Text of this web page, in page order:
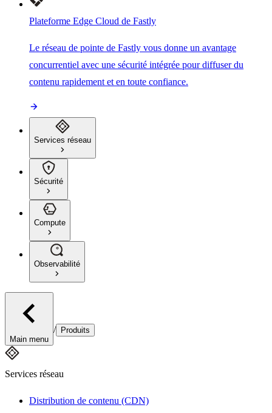
Plateforme Edge Cloud de Fastly
Le réseau de pointe de Fastly vous donne un avantage
concurrentiel avec une sécurité intégrée pour diffuser du
contenu rapidement et en toute confiance.
Services réseau
Sécurité
Compute
Observabilité
Main menu
/ Produits
Services réseau
Distribution de contenu (CDN)